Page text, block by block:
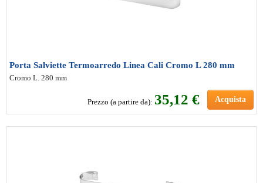
Porta Salviette Termoarredo Linea Cali Cromo L 280 mm
Cromo L. 280 mm
Prezzo (a partire da): 35,12 € Acquista